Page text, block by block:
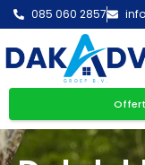
085 060 2857